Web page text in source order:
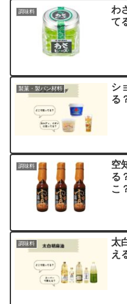
調味料
わ
て
製菓・製パン材料
シ
る
調味料
空
る
こ
調味料
太
え